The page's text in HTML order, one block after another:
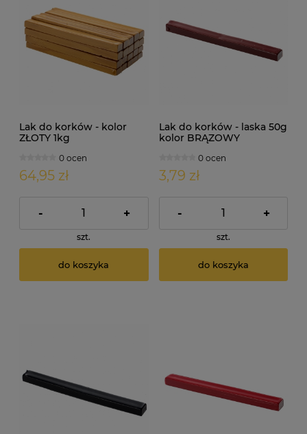
Lak do korków - kolor
ZŁOTY 1kg
0 ocen
64,95 zł
- +
szt.
do koszyka
Lak do korków - laska 50g
kolor BRĄZOWY
0 ocen
3,79 zł
- +
szt.
do koszyka